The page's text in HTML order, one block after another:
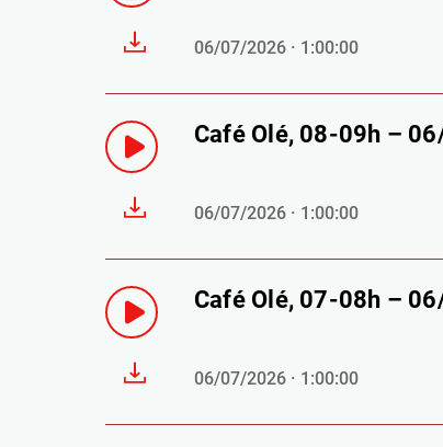
06/07/2026 · 1:00:00
Café Olé, 08-09h –
06/07/2026 · 1:00:00
Café Olé, 07-08h –
06/07/2026 · 1:00:00